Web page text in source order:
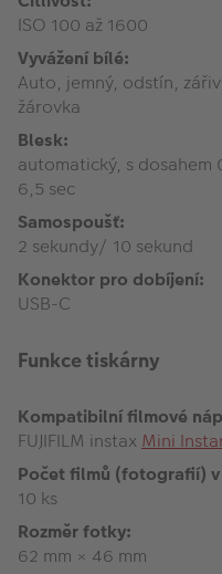
ISO 100 až 1600
Vyvážení bílé:
Auto, jemný, odstín,
žárovka
Blesk:
automatický, s dosahem
6,5 sec
Samospoušť:
2 sekundy/ 10 sekund
Konektor pro dobíjení:
USB-C
Funkce tiskárny
Kompatibilní filmové
FUJIFILM instax Mini
Počet filmů (fotografií)
10 ks
Rozměr fotky:
62 mm × 46 mm